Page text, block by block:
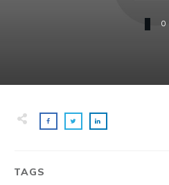
0
TAGS